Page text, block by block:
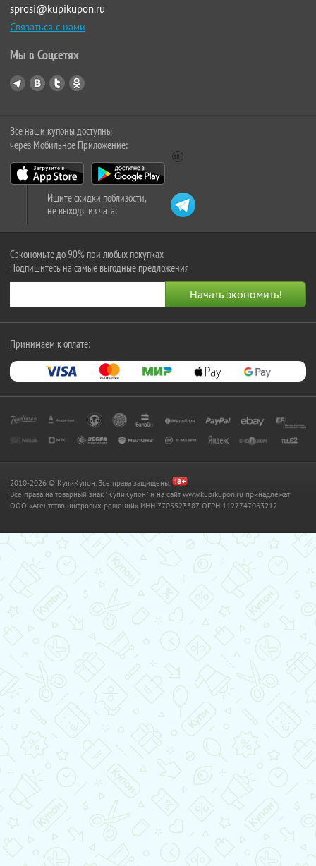
sprosi@kupikupon.ru
Связаться с нами
Мы в Соцсетях
Все наши купоны доступны
через Мобильное Приложение:
Ищите скидки поблизости,
не выходя из чата:
Сэкономьте до 90% при любых покупках
Подпишитесь на самые выгодные предложения
Принимаем к оплате:
2010-2026 © КупиКупон. Все права защищены.
Все права на товарный знак "КупиКупон" и на сайт www.kupikupon.ru принадлежат
OOO «Агентство цифровых решений» ИНН 7705523387, ОГРН 1127747063212